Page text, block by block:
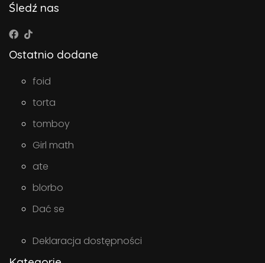
Śledź nas
Ostatnio dodane
foid
torta
tomboy
Girl math
ate
blorbo
Dać se
Deklaracja dostępności